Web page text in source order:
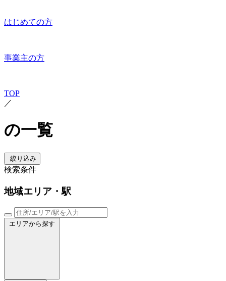
はじめての方
事業主の方
TOP
／
の一覧
絞り込み
検索条件
地域エリア・駅
エリアから探す